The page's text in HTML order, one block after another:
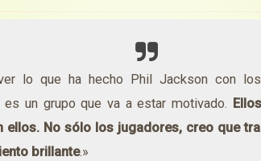
lo que ha hecho Phil Jackson con
es un grupo que va a estar motivado.
ellos. No sólo los jugadores, creo que
brillante.»